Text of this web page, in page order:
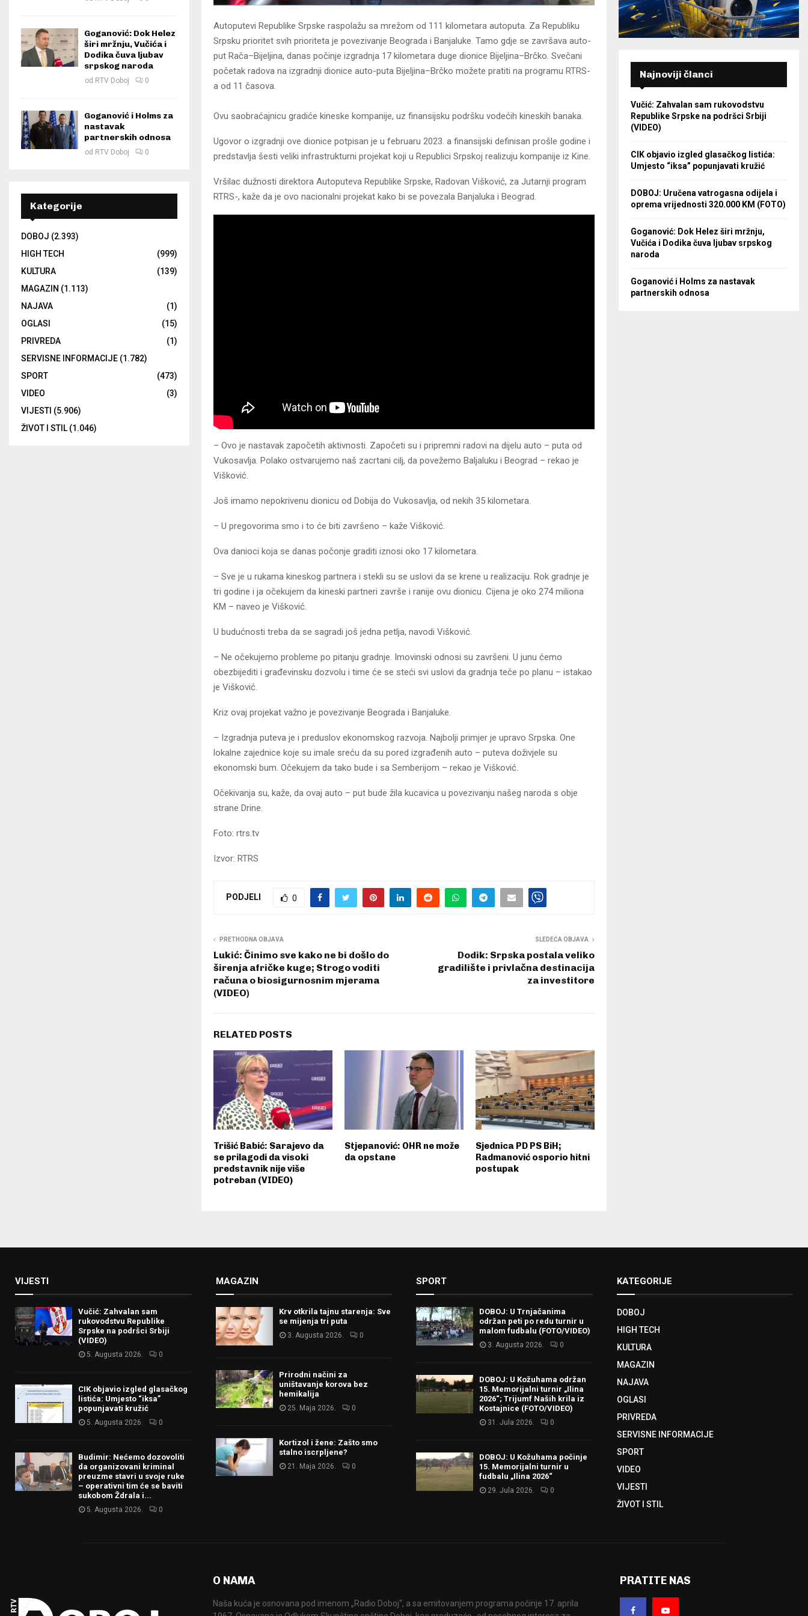
Autoputevi Republike Srpske raspolažu sa mrežom od 111 kilometara autoputa. Za Republiku
Srpsku prioritet svih prioriteta je povezivanje Beograda i Banjaluke. Tamo gdje se završava auto-
put Rača–Bijeljina, danas počinje izgradnja 17 kilometara duge dionice Bijeljina–Brčko. Svečani
početak radova na izgradnji dionice auto-puta Bijeljina–Brčko možete pratiti na programu RTRS-
a od 11 časova.
Ovu saobraćajnicu gradiće kineske kompanije, uz finansijsku podršku vodećih kineskih banaka.
Ugovor o izgradnji ove dionice potpisan je u februaru 2023. a finansijski definisan prošle godine i
predstavlja šesti veliki infrastrukturni projekat koji u Republici Srpskoj realizuju kompanije iz Kine.
Vršilac dužnosti direktora Autoputeva Republike Srpske, Radovan Višković, za Јutarnji program
RTRS-, kaže da je ovo nacionalni projekat kako bi se povezala Banjaluka i Beograd.
– Ovo je nastavak započetih aktivnosti. Započeti su i pripremni radovi na dijelu auto – puta od
Vukosavlja. Polako ostvarujemo naš zacrtani cilj, da povežemo Baljaluku i Beograd – rekao je
Višković.
Јoš imamo nepokrivenu dionicu od Dobija do Vukosavlja, od nekih 35 kilometara.
– U pregovorima smo i to će biti završeno – kaže Višković.
Ova danioci koja se danas počonje graditi iznosi oko 17 kilometara.
– Sve je u rukama kineskog partnera i stekli su se uslovi da se krene u realizaciju. Rok gradnje je
tri godine i ja očekujem da kineski partneri završe i ranije ovu dionicu. Cijena je oko 274 miliona
KM – naveo je Višković.
U budućnosti treba da se sagradi još jedna petlja, navodi Višković.
– Ne očekujemo probleme po pitanju gradnje. Imovinski odnosi su završeni. U junu ćemo
obezbijediti i građevinsku dozvolu i time će se steći svi uslovi da gradnja teče po planu – istakao
je Višković.
Kriz ovaj projekat važno je povezivanje Beograda i Banjaluke.
– Izgradnja puteva je i preduslov ekonomskog razvoja. Najbolji primjer je upravo Srpska. One
lokalne zajednice koje su imale sreću da su pored izgrađenih auto – puteva doživjele su
ekonomski bum. Očekujem da tako bude i sa Semberijom – rekao je Višković.
Očekivanja su, kaže, da ovaj auto – put bude žila kucavica u povezivanju našeg naroda s obje
strane Drine.
Foto: rtrs.tv
Izvor: RTRS
PODJELI 0
PRETHODNA OBJAVA
Lukić: Činimo sve kako ne bi došlo do
širenja afričke kuge; Strogo voditi
računa o biosigurnosnim mjerama
(VIDEO)
SLEDEĆA OBJAVA
Dodik: Srpska postala veliko
gradilište i privlačna destinacija
za investitore
RELATED POSTS
Trišić Babić: Sarajevo da
se prilagodi da visoki
predstavnik nije više
potreban (VIDEO)
Stjepanović: OHR ne može
da opstane
Sjednica PD PS BiH;
Radmanović osporio hitni
postupak
Goganović: Dok Helez
širi mržnju, Vučića i
Dodika čuva ljubav
srpskog naroda
od RTV Doboj 0
Goganović i Holms za
nastavak
partnerskih odnosa
od RTV Doboj 0
Kategorije
DOBOJ (2.393)
HIGH TECH
(999)
KULTURA
(139)
MAGAZIN (1.113)
NAJAVA
(1)
OGLASI
(15)
PRIVREDA
(1)
SERVISNE INFORMACIJE (1.782)
SPORT
(473)
VIDEO
(3)
VIJESTI (5.906)
ŽIVOT I STIL(1.046)
Najnoviji članci
Vučić: Zahvalan sam rukovodstvu
Republike Srpske na podršci Srbiji
(VIDEO)
CIK objavio izgled glasačkog listića:
Umjesto “iksa” popunjavati kružić
DOBOJ: Uručena vatrogasna odijela i
oprema vrijednosti 320.000 KM (FOTO)
Goganović: Dok Helez širi mržnju,
Vučića i Dodika čuva ljubav srpskog
naroda
Goganović i Holms za nastavak
partnerskih odnosa
VIJESTI
Vučić: Zahvalan sam
rukovodstvu Republike
Srpske na podršci Srbiji
(VIDEO)
5. Augusta 2026. 0
CIK objavio izgled glasačkog
listića: Umjesto “iksa”
popunjavati kružić
5. Augusta 2026. 0
Budimir: Nećemo dozovoliti
da organizovani kriminal
preuzme stavri u svoje ruke
– operativni tim će se baviti
sukobom Ždrala i...
5. Augusta 2026. 0
MAGAZIN
Krv otkrila tajnu starenja: Sve
se mijenja tri puta
3. Augusta 2026. 0
Prirodni načini za
uništavanje korova bez
hemikalija
25. Maja 2026. 0
Kortizol i žene: Zašto smo
stalno iscrpljene?
21. Maja 2026. 0
SPORT
DOBOJ: U Trnjačanima
održan peti po redu turnir u
malom fudbalu (FOTO/VIDEO)
3. Augusta 2026. 0
DOBOJ: U Kožuhama održan
15. Memorijalni turnir „Ilina
2026“; Trijumf Naših krila iz
Kostajnice (FOTO/VIDEO)
31. Jula 2026. 0
DOBOJ: U Kožuhama počinje
15. Memorijalni turnir u
fudbalu „Ilina 2026“
29. Jula 2026. 0
KATEGORIJE
DOBOJ
HIGH TECH
KULTURA
MAGAZIN
NAJAVA
OGLASI
PRIVREDA
SERVISNE INFORMACIJE
SPORT
VIDEO
VIJESTI
ŽIVOT I STIL
O NAMA
Naša kuća je osnovana pod imenom „Radio Doboj“, a sa emitovanjem programa počinje 17. aprila
PRATITE NAS